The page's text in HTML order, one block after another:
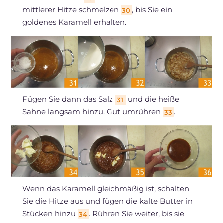
mittlerer Hitze schmelzen 30 , bis Sie ein
goldenes Karamell erhalten.
Fügen Sie dann das Salz 31
und die heiße
Sahne langsam hinzu. Gut umrühren 33 .
Wenn das Karamell gleichmäßig ist, schalten
Sie die Hitze aus und fügen die kalte Butter in
Stücken hinzu 34 . Rühren Sie weiter, bis sie